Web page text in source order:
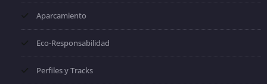
Aparcamiento
Eco-Responsabilidad
Perfiles y Tracks